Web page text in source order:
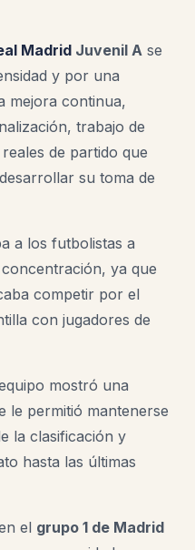
Madrid Juvenil A se
y por una
mejora continua,
trabajo de
de partido que
su toma de
a los futbolistas a
ya que
competir por el
con jugadores de
mostró una
le permitió mantenerse
la clasificación y
hasta las últimas
el grupo 1 de Madrid